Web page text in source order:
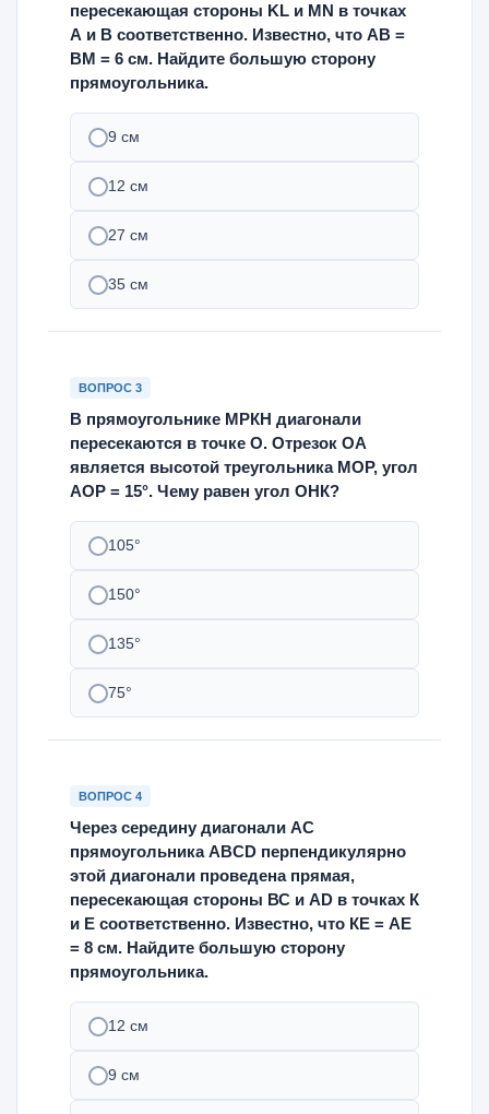
пересекающая стороны KL и MN в точках
А и В соответственно. Известно, что АВ =
ВМ = 6 см. Найдите большую сторону
прямоугольника.
9 см
12 см
27 см
35 см
ВОПРОС 3
В прямоугольнике МРКН диагонали
пересекаются в точке О. Отрезок ОА
является высотой треугольника МОР, угол
АОР = 15°. Чему равен угол ОНК?
105°
150°
135°
75°
ВОПРОС 4
Через середину диагонали АС
прямоугольника ABCD перпендикулярно
этой диагонали проведена прямая,
пересекающая стороны ВС и AD в точках К
и Е соответственно. Известно, что КЕ = АЕ
= 8 см. Найдите большую сторону
прямоугольника.
12 см
9 см